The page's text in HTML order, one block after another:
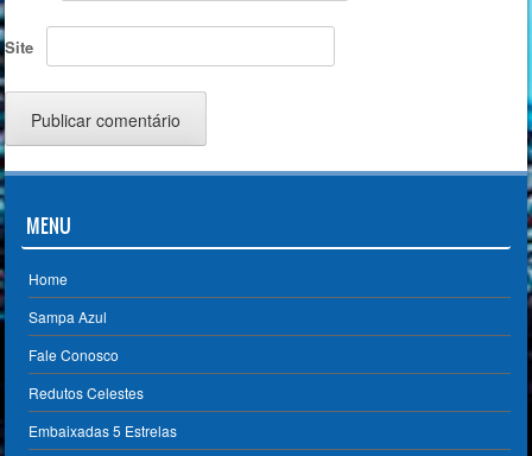
Site
MENU
Home
Sampa Azul
Fale Conosco
Redutos Celestes
Embaixadas 5 Estrelas